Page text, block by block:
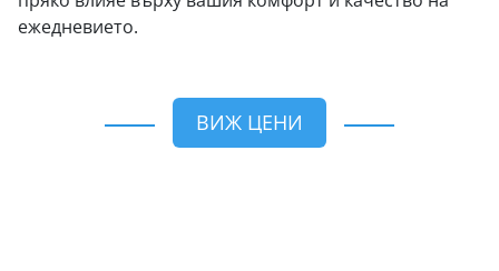
ежедневието.
ВИЖ ЦЕНИ